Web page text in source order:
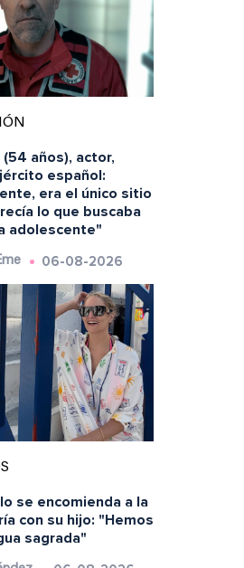
(54 años), actor,
español:
era el único sitio
lo que buscaba
adolescente"
06-08-2026
se encomienda a la
con su hijo: "Hemos
sagrada"